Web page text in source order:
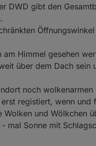
DWD gibt den
Öffnungswinkel
Himmel gesehen
über dem Dach sein
noch
registiert, wenn und
und Wölkchen
mal Sonne mit